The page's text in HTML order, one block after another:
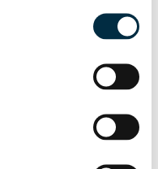
Vollständiges
Unternehmensprofil
Unternehmensprofil